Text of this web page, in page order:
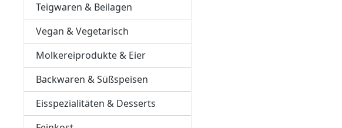
Teigwaren & Beilagen
Vegan & Vegetarisch
Molkereiprodukte & Eier
Backwaren & Süßspeisen
Eisspezialitäten & Desserts